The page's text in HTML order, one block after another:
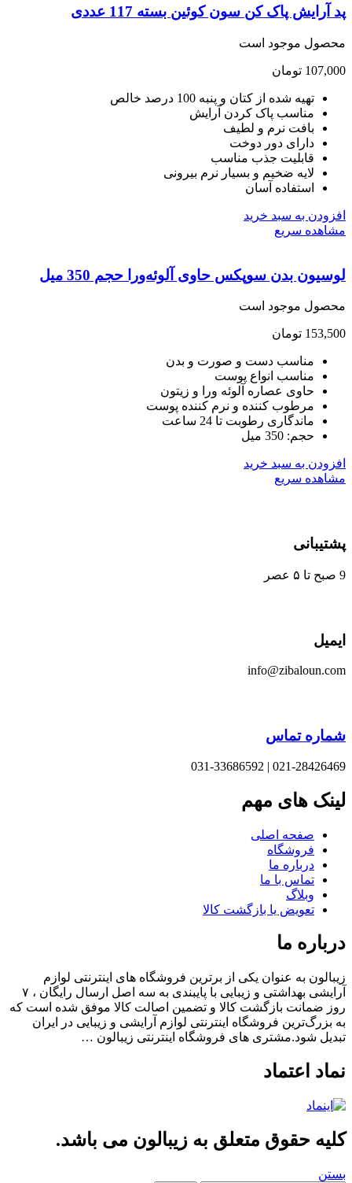
پاک کن سون کوئین بسته 117 عددی
موجود است
تومان
تهیه شده از کتان و پنبه 100 درصد خالص
مناسب پاک کردن آرایش
بافت نرم و لطیف
دارای دور دوخت
قابلیت جذب مناسب
لایه ضخیم و بسیار نرم بیرونی
استفاده آسان
به سبد خرید
سریع
بدن سوپکس حاوی آلوئه‌ورا حجم 350 میل
موجود است
تومان
مناسب دست و صورت و بدن
مناسب انواع پوست
حاوی عصاره آلوئه ورا و زیتون
مرطوب کننده و نرم کننده پوست
ماندگاری رطوبت تا 24 ساعت
حجم: 350 میل
به سبد خرید
سریع
تماس
021-28426469 | 031-
های مهم
صفحه اصلی
فروشگاه
درباره ما
تماس با ما
وبلاگ
تعویض یا بازگشت کالا
ما
به عنوان یکی از برترین فروشگاه های اینترنتی لوازم
آرایشی بهداشتی و زیبایی با پایبندی به سه اصل ارسال رایگان ، ۷
ضمانت بازگشت کالا و تضمین اصالت کالا موفق شده است که
فروشگاه اینترنتی لوازم آرایشی و زیبایی در ایران
شود.مشتری های فروشگاه اینترنتی زیبالون …
اعتماد
حقوق متعلق به زیبالون می باشد.